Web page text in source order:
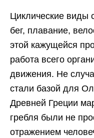
Циклические виды
бег, плавание,
этой кажущейся
работа всего
движения. Не
стали базой для
Древней Греции
гребля были не
отражением